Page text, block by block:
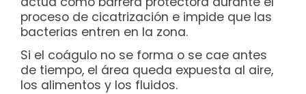
proceso de cicatrización e impide que las
bacterias entren en la zona.
Si el coágulo no se forma o se cae antes
de tiempo, el área queda expuesta al aire,
los alimentos y los fluidos.